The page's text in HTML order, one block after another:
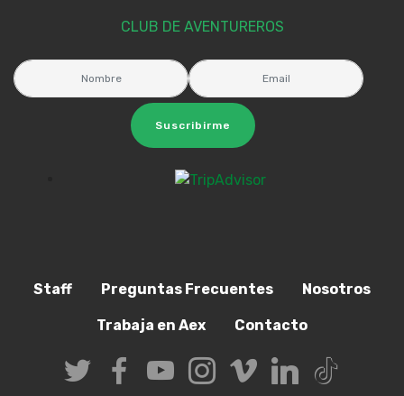
CLUB DE AVENTUREROS
Suscribirme
Staff Preguntas Frecuentes Nosotros
Trabaja en Aex Contacto